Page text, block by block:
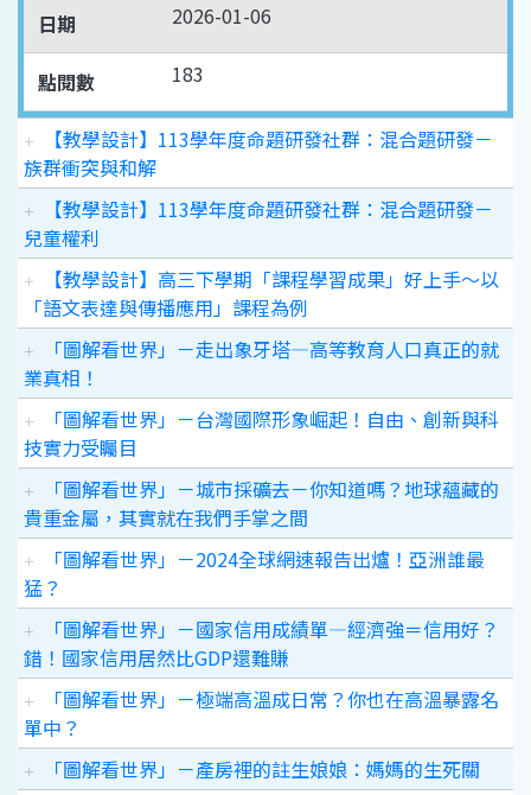
日期
2026-01-06
點閱數 183
【教學設計】113學年度命題研發社群：混合題研發－
族群衝突與和解
【教學設計】113學年度命題研發社群：混合題研發－
兒童權利
【教學設計】高三下學期「課程學習成果」好上手～以
「語文表達與傳播應用」課程為例
「圖解看世界」－走出象牙塔—高等教育人口真正的就
業真相！
「圖解看世界」－台灣國際形象崛起！自由、創新與科
技實力受矚目
「圖解看世界」－城市採礦去－你知道嗎？地球蘊藏的
貴重金屬，其實就在我們手掌之間
「圖解看世界」－2024全球網速報告出爐！亞洲誰最
猛？
「圖解看世界」－國家信用成績單—經濟強＝信用好？
錯！國家信用居然比GDP還難賺
「圖解看世界」－極端高溫成日常？你也在高溫暴露名
單中？
「圖解看世界」－產房裡的註生娘娘：媽媽的生死關